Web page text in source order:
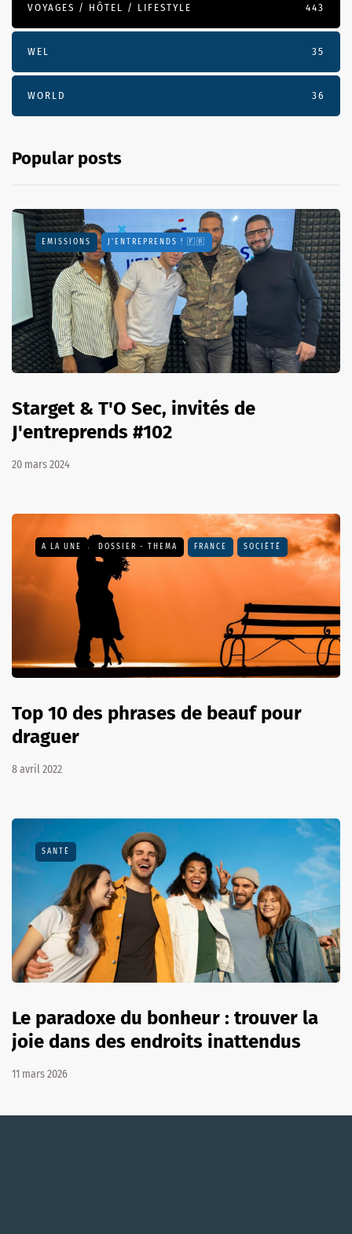
VOYAGES / HÔTEL / LIFESTYLE 443
WEL 35
WORLD 36
Popular posts
EMISSIONS J'ENTREPRENDS ! 🇫🇷
Starget & T'O Sec, invités de
J'entreprends #102
20 mars 2024
A LA UNE DOSSIER - THEMA FRANCE SOCIÉTÉ
Top 10 des phrases de beauf pour
draguer
8 avril 2022
SANTÉ
Le paradoxe du bonheur : trouver la
joie dans des endroits inattendus
11 mars 2026